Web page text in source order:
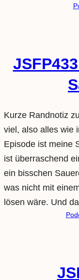
Kurze Randnotiz
viel, also alles wie
Episode ist meine
ist überraschend
ein bisschen
was nicht mit
lösen wäre. Und